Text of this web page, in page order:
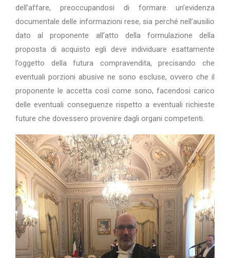
dell’affare, preoccupandosi di formare un’evidenza
documentale delle informazioni rese, sia perché nell’ausilio
dato al proponente all’atto della formulazione della
proposta di acquisto egli deve individuare esattamente
l’oggetto della futura compravendita, precisando che
eventuali porzioni abusive ne sono escluse, ovvero che il
proponente le accetta così come sono, facendosi carico
delle eventuali conseguenze rispetto a eventuali richieste
future che dovessero provenire dagli organi competenti.